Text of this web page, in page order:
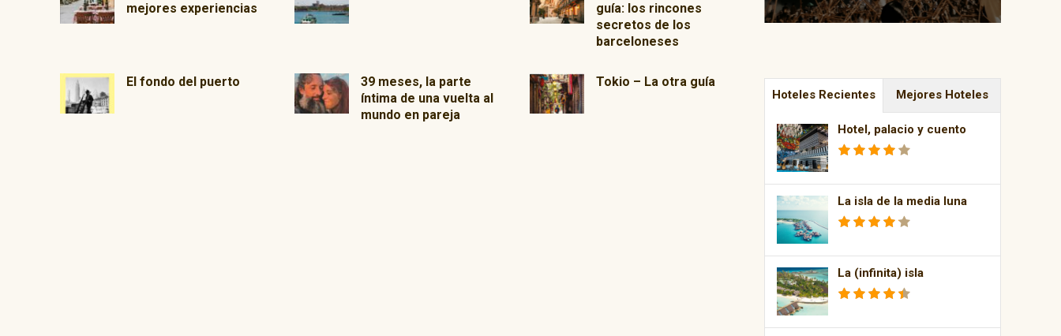
mejores experiencias
guía: los rincones
secretos de los
barceloneses
El fondo del puerto
39 meses, la parte
íntima de una vuelta al
mundo en pareja
Tokio – La otra guía
Hoteles Recientes Mejores Hoteles
Hotel, palacio y cuento
La isla de la media luna
La (infinita) isla